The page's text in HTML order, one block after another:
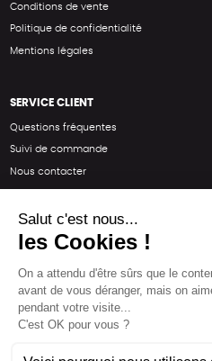
Conditions de vente
Politique de confidentialité
Mentions légales
SERVICE CLIENT
Questions fréquentes
Suivi de commande
Nous contacter
SUIVEZ-NOUS